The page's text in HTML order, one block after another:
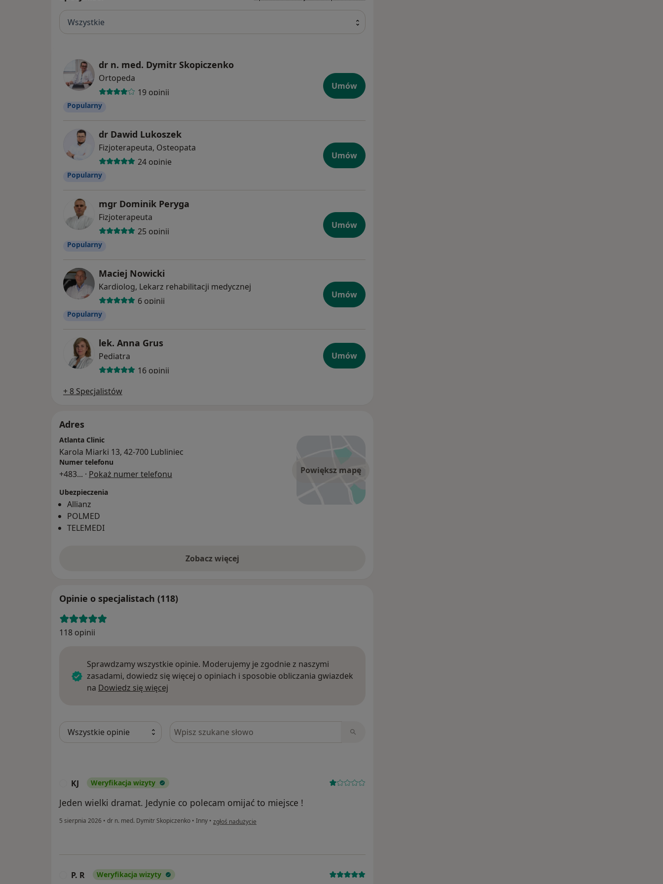
Wszystkie
dr n. med. Dymitr Skopiczenko
Ortopeda
19 opinii
Popularny
Umów
dr Dawid Lukoszek
Fizjoterapeuta, Osteopata
24 opinie
Popularny
Umów
mgr Dominik Peryga
Fizjoterapeuta
25 opinii
Popularny
Umów
Maciej Nowicki
Kardiolog, Lekarz rehabilitacji medycznej
6 opinii
Popularny
Umów
lek. Anna Grus
Pediatra
16 opinii
Umów
+ 8 Specjalistów
Adres
Powiększ mapę
Atlanta Clinic
Karola Miarki 13, 42-700 Lubliniec
Numer telefonu
+483... · Pokaż numer telefonu
Ubezpieczenia
Allianz
POLMED
TELEMEDI
Zobacz więcej
Opinie o specjalistach (118)
118 opinii
Sprawdzamy wszystkie opinie. Moderujemy je zgodnie z naszymi
zasadami, dowiedz się więcej o opiniach i sposobie obliczania gwiazdek
na Dowiedz się więcej
Szukaj w opiniach
KJ Weryfikacja wizyty
Jeden wielki dramat. Jedynie co polecam omijać to miejsce !
5 sierpnia 2026 • dr n. med. Dymitr Skopiczenko • Inny • w opinii użytkownika KJ
zgłoś nadużycie
P. R Weryfikacja wizyty